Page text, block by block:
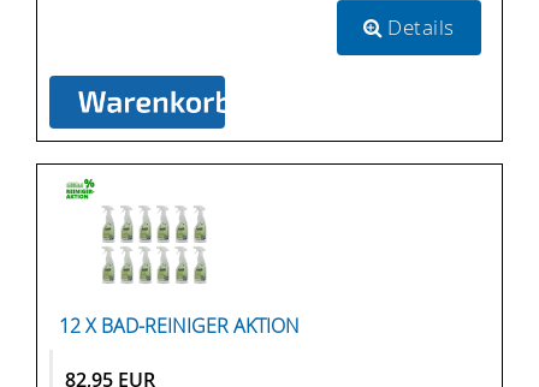
Details
12 X BAD-REINIGER AKTION
82,95 EUR